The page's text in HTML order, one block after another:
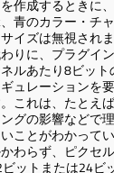
作成するときに、
青のカラー・チャン
イズは無視されま
りに、プラグインは
ルあたり8ビットの
ュレーションを要求
これは、たとえばバ
グの影響などで理想
ことがわかっている
わらず、ピクセルあ
ットまたは24ビット